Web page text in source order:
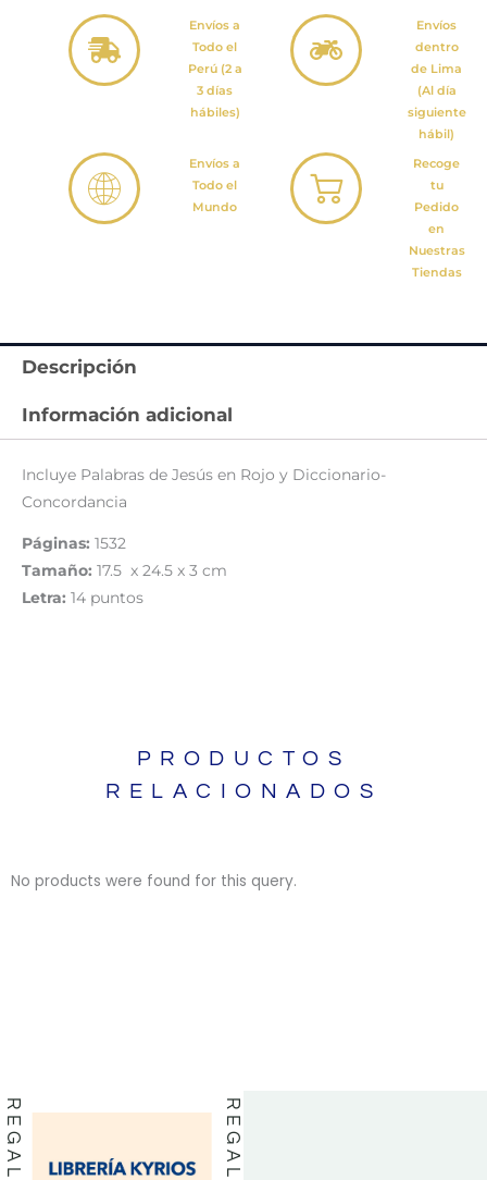
Envíos a
Todo el
Perú (2 a
3 días
hábiles)
Envíos
dentro
de Lima
(Al día
siguiente
hábil)
Envíos a
Todo el
Mundo
Recoge
tu
Pedido
en
Nuestras
Tiendas
Descripción
Información adicional
Incluye Palabras de Jesús en Rojo y Diccionario-
Concordancia
Páginas: 1532
Tamaño: 17.5 x 24.5 x 3 cm
Letra: 14 puntos
PRODUCTOS
RELACIONADOS
No products were found for this query.